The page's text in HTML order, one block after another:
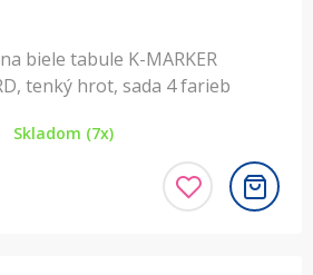
biele tabule K-MARKER
tenký hrot, sada 4 farieb
Skladom (7x)